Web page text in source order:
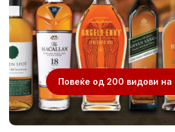
.
Повеќе од 200 видови на